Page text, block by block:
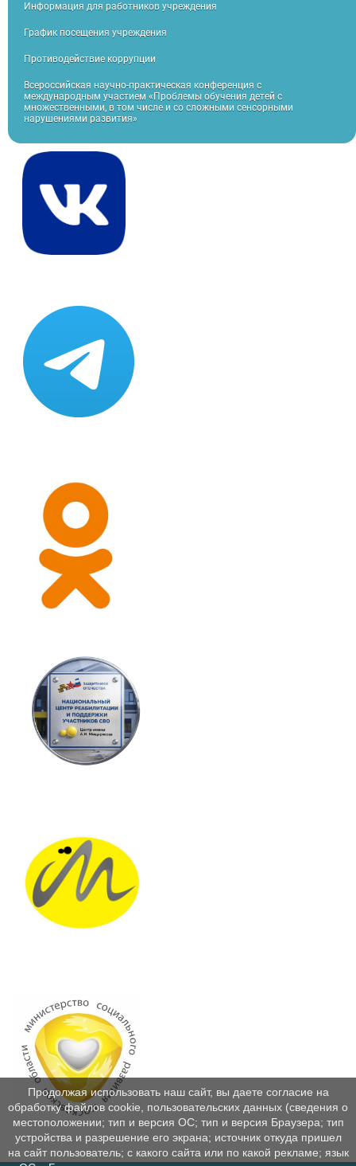
Информация для работников учреждения
График посещения учреждения
Противодействие коррупции
Всероссийская научно-практическая конференция с
международным участием «Проблемы обучения детей с
множественными, в том числе и со сложными сенсорными
нарушениями развития»
Продолжая использовать наш сайт, вы даете согласие на
обработку файлов cookie, пользовательских данных (сведения о
местоположении; тип и версия ОС; тип и версия Браузера; тип
устройства и разрешение его экрана; источник откуда пришел
на сайт пользователь; с какого сайта или по какой рекламе; язык